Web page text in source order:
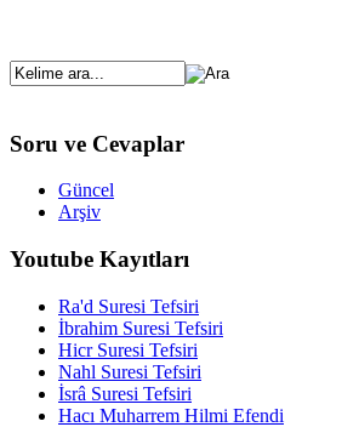
Soru ve Cevaplar
Güncel
Arşiv
Youtube Kayıtları
Ra'd Suresi Tefsiri
İbrahim Suresi Tefsiri
Hicr Suresi Tefsiri
Nahl Suresi Tefsiri
İsrâ Suresi Tefsiri
Hacı Muharrem Hilmi Efendi